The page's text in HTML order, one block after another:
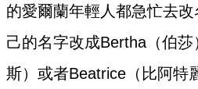
的愛爾蘭年輕人都急忙去
己的名字改成Bertha（伯
斯）或者Beatrice（比阿特